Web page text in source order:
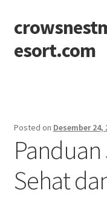
Skip
to
navigation
Skip
to
content
esort.com
Contact
Disclaimer
Posted on Desember 24,
Sehat